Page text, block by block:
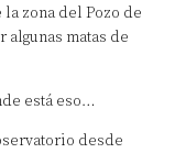
zona del Pozo de
matas de
está eso…
desde